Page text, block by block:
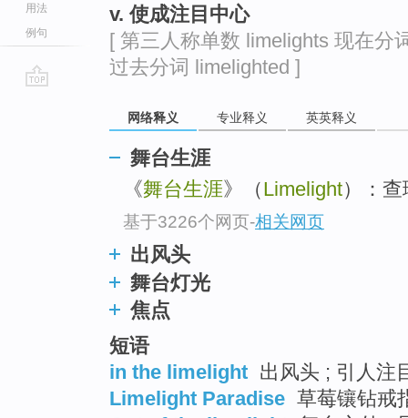
用法
例句
v. 使成注目中心
[ 第三人称单数 limelights 现在分
过去分词 limelighted ]
网络释义 专业释义 英英释义
舞台生涯
《舞台生涯》（Limelight）：
基于3226个网页-相关网页
出风头
舞台灯光
焦点
短语
in the limelight 出风头 ; 引人注
Limelight Paradise 草莓镶钻戒